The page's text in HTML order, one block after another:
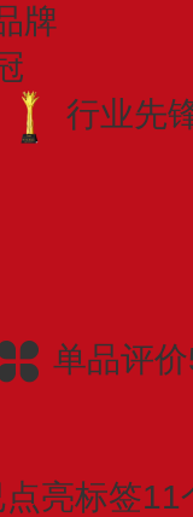
牌
行业先
单品评
点亮标签11